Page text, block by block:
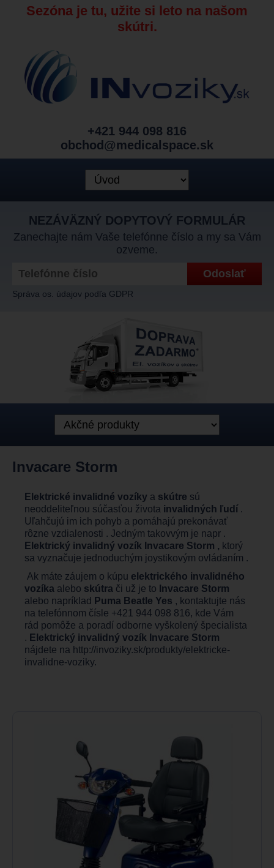
Sezóna je tu, užite si leto na našom
skútri.
+421 944 098 816
obchod@medicalspace.sk
NEZÁVÄZNÝ DOPYTOVÝ FORMULÁR
Zanechajte nám Vaše telefónne číslo a my sa Vám
ozveme.
Správa os. údajov podľa GDPR
Invacare Storm
Elektrické invalidné vozíky a skútre sú
neoddeliteľnou súčasťou života invalidných ľudí .
Uľahčujú im ich pohyb a pomáhajú prekonávať
rôzne vzdialenosti . Jedným takovvým je napr .
Elektrický invalidný vozík Invacare Storm , ktorý
sa vyznačuje jednoduchým joystikovým ovládaním .
Ak máte záujem o kúpu elektrického invalidného
vozíka alebo skútra či už je to Invacare Storm
alebo napríklad Puma Beatle Yes , kontaktujte nás
na telefónnom čísle +421 944 098 816, kde Vám
rád pomôže a poradí odborne vyškolený špecialista
. Elektrický invalidný vozík Invacare Storm
nájdete na http://invoziky.sk/produkty/elektricke-
invalidne-voziky.